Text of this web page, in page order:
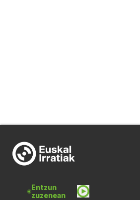
Entzun
zuzenean
NOR GIRA